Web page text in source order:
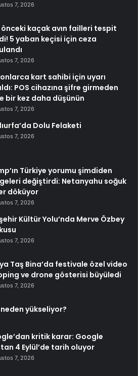
7, 2026
önceki kaçak avın failleri tespit
5 yaban keçisi için ceza
7, 2026
kart sahibi için uyarı
POS cihazına şifre girmeden
bir kez daha düşünün
7, 2026
Dolu Felaketi
7, 2026
Türkiye yorumu şimdiden
değiştirdi: Netanyahu soğuk
döküyor
7, 2026
Kültür Yolu’nda Merve Özbey
7, 2026
Taş Bina’da festivale özel video
ve drone gösterisi büyüledi
7, 2026
yükseliyor?
kritik karar: Google
4 Eylül’de tarih oluyor
7, 2026